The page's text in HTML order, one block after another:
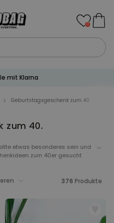
über 19.400
0
4.6 / 5.00
Geburtstagsgeschenk zum 40.
zum 40.
etwas besonderes sein und
zum 40er gesucht
376 Produkte